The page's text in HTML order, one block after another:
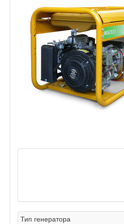
Тип генератора